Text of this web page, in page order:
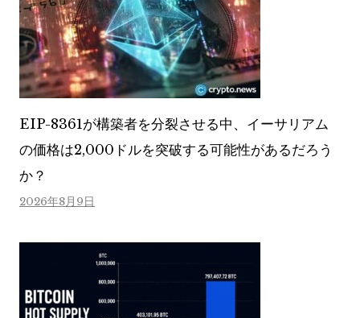
EIP-8361が構築者を分裂させる中、イーサリアム
の価格は2,000ドルを突破する可能性があるだろう
か？
2026年8月9日